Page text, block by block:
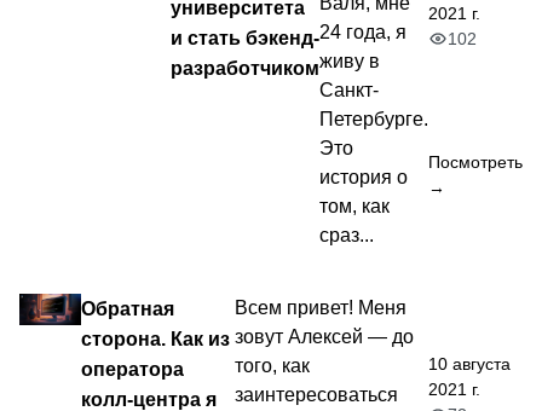
университета
и стать бэкенд-
разработчиком
24 года, я
живу в
Санкт-
Петербурге.
Это
история о
том, как
сраз...
2021 г.
102
Посмотреть
→
Обратная
сторона. Как из
оператора
колл-центра я
Всем привет! Меня
зовут Алексей — до
того, как
заинтересоваться
10 августа
2021 г.